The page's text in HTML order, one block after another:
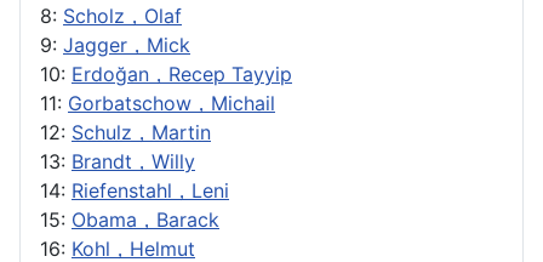
8: Scholz，Olaf
9: Jagger，Mick
10: Erdoğan，Recep Tayyip
11: Gorbatschow，Michail
12: Schulz，Martin
13: Brandt，Willy
14: Riefenstahl，Leni
15: Obama，Barack
16: Kohl，Helmut